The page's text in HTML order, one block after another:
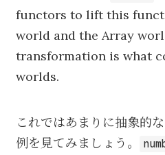
functors to lift this
world and the Array
transformation is what
worlds.
これではあまりに抽象的
例を見てみましょう。